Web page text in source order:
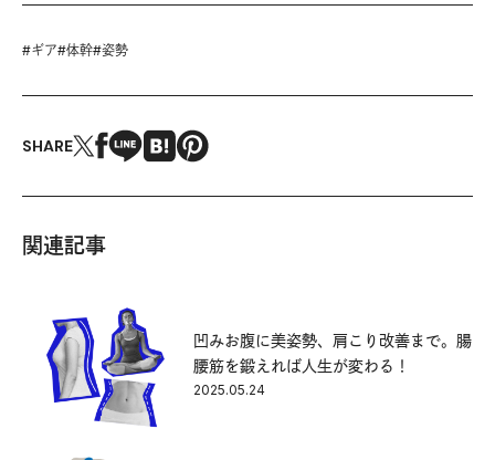
#ギア#体幹#姿勢
SHARE
関連記事
凹みお腹に美姿勢、肩こり改善まで。腸
腰筋を鍛えれば人生が変わる！
2025.05.24